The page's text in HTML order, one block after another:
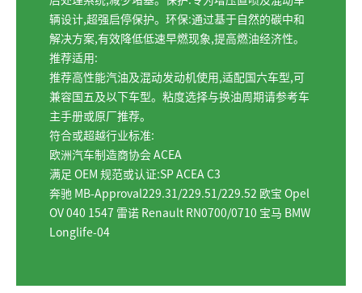
辆设计,超强启停保护。环保:通过基于自然的碳中和
解决方案,有效降低低速早燃现象,提高燃油经济性。
推荐适用:
推荐高性能汽油及混动发动机使用,适配国六车型,可
兼容国五及以下车型。粘度选择与换油周期请参考车
主手册或原厂推荐。
符合或超越行业标准:
欧洲汽车制造商协会 ACEA
满足 OEM 规范或认证:SP ACEA C3
奔驰 MB-Approval229.31/229.51/229.52 欧宝 Opel
OV 040 1547 雷诺 Renault RN0700/0710 宝马 BMW
Longlife-04